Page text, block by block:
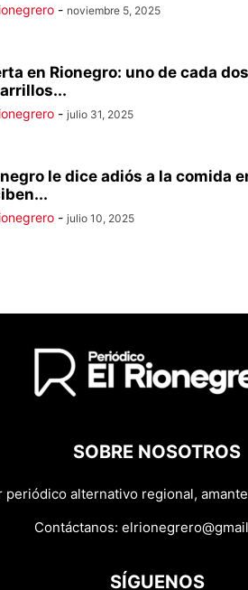
- noviembre 5, 2025
en Rionegro: uno de cada
- julio 31, 2025
le dice adiós a la comida
- julio 10, 2025
SOBRE NOSOTROS
periódico alternativo regional,
Contáctanos:
SÍGUENOS